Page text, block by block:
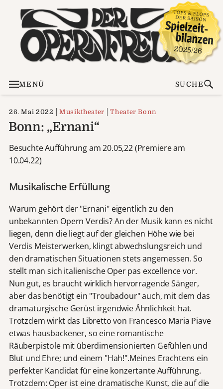
MENÜ SUCHE
26. Mai 2022 Musiktheater Theater Bonn
Bonn: „Ernani“
Besuchte Aufführung am 20.05,22 (Premiere am
10.04.22)
Musikalische Erfüllung
Warum gehört der "Ernani" eigentlich zu den
unbekannten Opern Verdis? An der Musik kann es nicht
liegen, denn die liegt auf der gleichen Höhe wie bei
Verdis Meisterwerken, klingt abwechslungsreich und
den dramatischen Situationen stets angemessen. So
stellt man sich italienische Oper pas excellence vor.
Nun gut, es braucht wirklich hervorragende Sänger,
aber das benötigt ein "Troubadour" auch, mit dem das
dramaturgische Gerüst irgendwie Ähnlichkeit hat.
Trotzdem wirkt das Libretto von Francesco Maria Piave
etwas hausbackener, so eine romantische
Räuberpistole mit überdimensionierten Gefühlen und
Blut und Ehre; und einem "Hah!".Meines Erachtens ein
perfekter Kandidat für eine konzertante Aufführung.
Trotzdem: Oper ist eine dramatische Kunst, die auf die